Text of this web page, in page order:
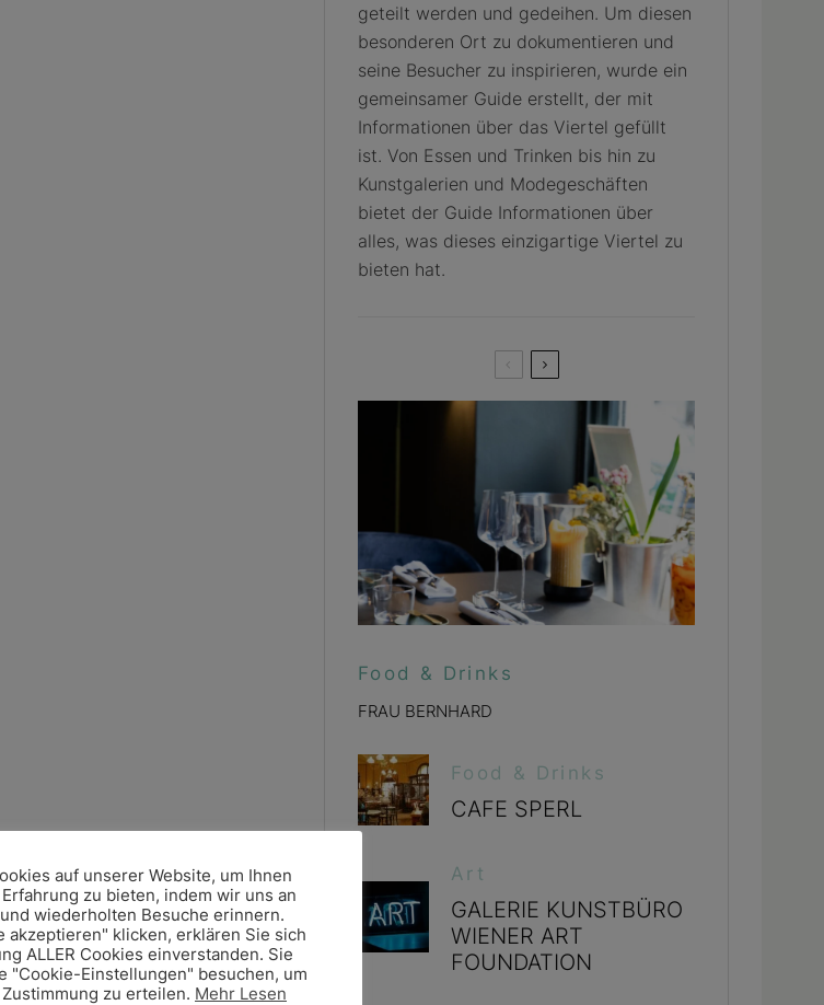
geteilt werden und gedeihen. Um diesen
besonderen Ort zu dokumentieren und
seine Besucher zu inspirieren, wurde ein
gemeinsamer Guide erstellt, der mit
Informationen über das Viertel gefüllt
ist. Von Essen und Trinken bis hin zu
Kunstgalerien und Modegeschäften
bietet der Guide Informationen über
alles, was dieses einzigartige Viertel zu
bieten hat.
Food & Drinks
FRAU BERNHARD
Food & Drinks
CAFE SPERL
Art
GALERIE KUNSTBÜRO
WIENER ART
FOUNDATION
auf unserer Website, um Ihnen
zu bieten, indem wir uns an
wiederholten Besuche erinnern.
akzeptieren" klicken, erklären Sie sich
ALLER Cookies einverstanden. Sie
"Cookie-Einstellungen" besuchen, um
zu erteilen. Mehr Lesen